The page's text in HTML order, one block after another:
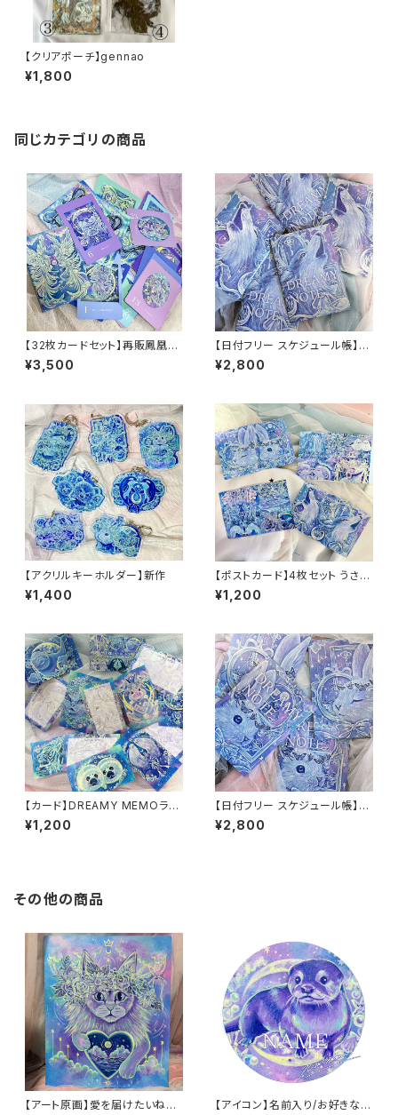
【クリアポーチ】gennao
¥1,800
同じカテゴリの商品
【32枚カードセット】再販鳳凰パ
ッケージ DREAMY VISION オ
ラクルカード 絵 意味
¥3,500
【日付フリー スケジュール帳】D
REAMY NOTE(オオカミ)
¥2,800
【アクリルキーホルダー】新作
¥1,400
【ポストカード】4枚セット うさぎ
オオカミ 手紙 約100mm×148
mm
¥1,200
【カード】DREAMY MEMOラン
ダム10枚セット
¥1,200
【日付フリー スケジュール帳】D
REAMY NOTE(うさぎ)
¥2,800
その他の商品
【アート原画】愛を届けたいねこ
【アイコン】名前入り/お好きな絵